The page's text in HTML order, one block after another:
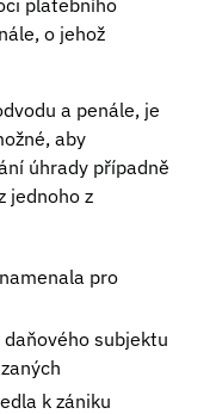
platebního
o jehož
a penále, je
aby
úhrady případně
jednoho z
pro
subjektu
k zániku